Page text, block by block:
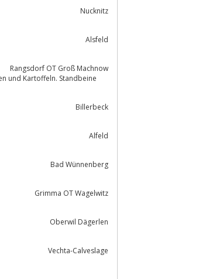
Nucknitz
Alsfeld
Rangsdorf OT Groß Machnow
Billerbeck
Alfeld
Bad Wünnenberg
Grimma OT Wagelwitz
Oberwil Dägerlen
Vechta-Calveslage